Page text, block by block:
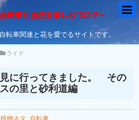
転車関連と花を愛でるサイトです。
ライド
に行ってきました。 その
の里と砂利道編
植物ネタ , 自転車